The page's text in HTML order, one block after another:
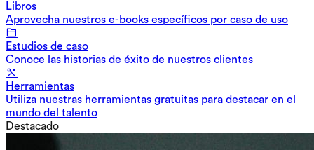
Libros
Aprovecha nuestros e-books específicos por caso de uso
Estudios de caso
Conoce las historias de éxito de nuestros clientes
Herramientas
Utiliza nuestras herramientas gratuitas para destacar en el
mundo del talento
Destacado